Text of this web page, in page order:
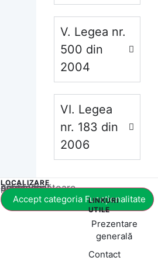
V. Legea nr.
500 din
2004
VI. Legea
nr. 183 din
2006
LOCALIZARE
Acest conținut este blocat până când acceptați categoria corespunzătoare de cookie-uri.
Accept categoria Funcționalitate
LINKURI
UTILE
Prezentare
generală
Contact